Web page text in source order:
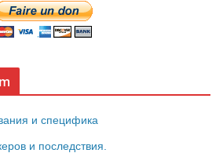
и специфика
и последствия.